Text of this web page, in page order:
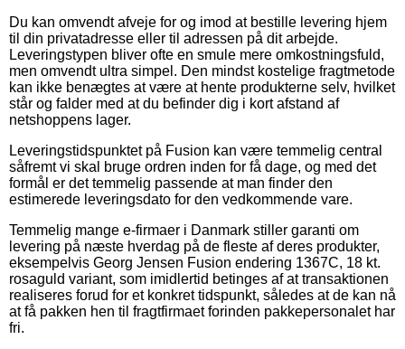
Du kan omvendt afveje for og imod at bestille levering hjem
til din privatadresse eller til adressen på dit arbejde.
Leveringstypen bliver ofte en smule mere omkostningsfuld,
men omvendt ultra simpel. Den mindst kostelige fragtmetode
kan ikke benægtes at være at hente produkterne selv, hvilket
står og falder med at du befinder dig i kort afstand af
netshoppens lager.
Leveringstidspunktet på Fusion kan være temmelig central
såfremt vi skal bruge ordren inden for få dage, og med det
formål er det temmelig passende at man finder den
estimerede leveringsdato for den vedkommende vare.
Temmelig mange e-firmaer i Danmark stiller garanti om
levering på næste hverdag på de fleste af deres produkter,
eksempelvis Georg Jensen Fusion endering 1367C, 18 kt.
rosaguld variant, som imidlertid betinges af at transaktionen
realiseres forud for et konkret tidspunkt, således at de kan nå
at få pakken hen til fragtfirmaet forinden pakkepersonalet har
fri.